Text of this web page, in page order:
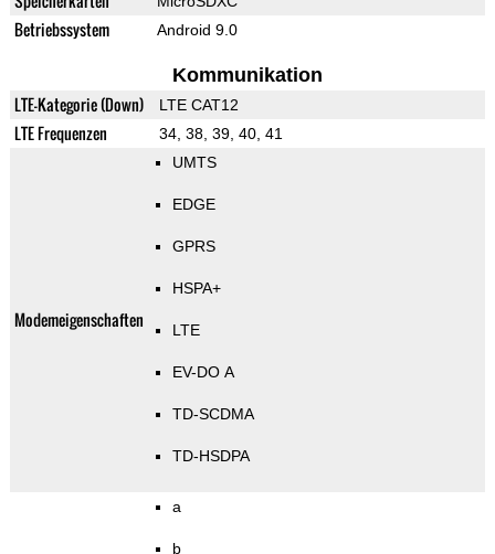
Betriebssystem Android 9.0
Kommunikation
LTE-Kategorie (Down) LTE CAT12
LTE Frequenzen 34, 38, 39, 40, 41
Modemeigenschaften
UMTS
EDGE
GPRS
HSPA+
LTE
EV-DO A
TD-SCDMA
TD-HSDPA
a
b